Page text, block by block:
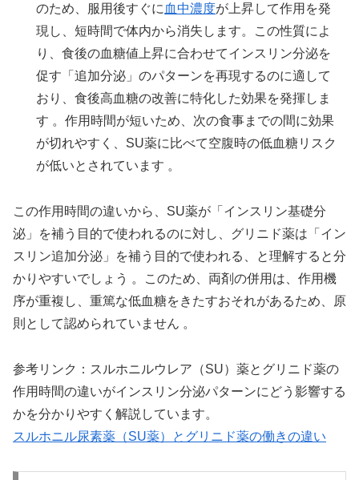
のため、服用後すぐに 血中濃度が上昇して作用を発
現し、短時間で体内から消失します。この性質によ
り、食後の血糖値上昇に合わせてインスリン分泌を
促す「追加分泌」のパターンを再現するのに適して
おり、食後高血糖の改善に特化した効果を発揮しま
す 。作用時間が短いため、次の食事までの間に効果
が切れやすく、SU薬に比べて空腹時の低血糖リスク
が低いとされています 。
この作用時間の違いから、SU薬が「インスリン基礎分
泌」を補う目的で使われるのに対し、グリニド薬は「イン
スリン追加分泌」を補う目的で使われる、と理解すると分
かりやすいでしょう 。このため、両剤の併用は、作用機
序が重複し、重篤な低血糖をきたすおそれがあるため、原
則として認められていません 。
参考リンク：スルホニルウレア（SU）薬とグリニド薬の
作用時間の違いがインスリン分泌パターンにどう影響する
かを分かりやすく解説しています。
スルホニル尿素薬（SU薬）とグリニド薬の働きの違い